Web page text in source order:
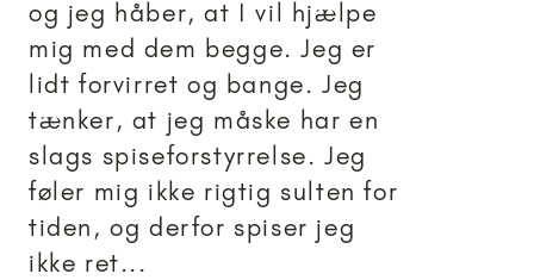
og jeg håber, at I vil hjælpe
mig med dem begge. Jeg er
lidt forvirret og bange. Jeg
tænker, at jeg måske har en
slags spiseforstyrrelse. Jeg
føler mig ikke rigtig sulten for
tiden, og derfor spiser jeg
ikke ret...